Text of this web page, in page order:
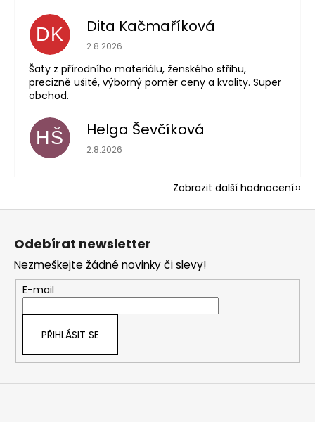
DK Dita Kačmaříková
Hodnocení obchodu je 5 z 5 hvězdiček.
2.8.2026
Šaty z přírodního materiálu, ženského střihu,
precizně ušité, výborný poměr ceny a kvality. Super
obchod.
HŠ Helga Ševčíková
Hodnocení obchodu je 5 z 5 hvězdiček.
2.8.2026
Zobrazit další hodnocení
Z
Odebírat newsletter
Nezmeškejte žádné novinky či slevy!
E-mail
PŘIHLÁSIT SE